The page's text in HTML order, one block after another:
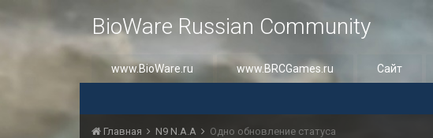
BioWare Russian Community
www.BioWare.ru www.BRCGames.ru Сайт
Главная N9 N.A.A Одно обновление статуса